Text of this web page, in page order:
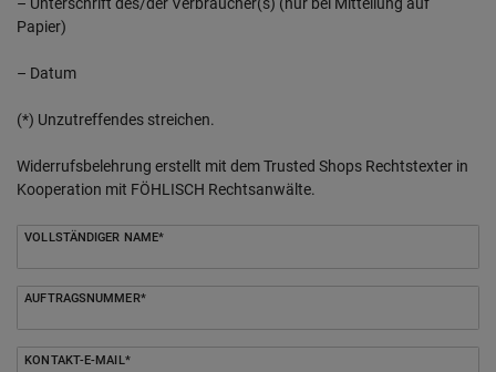
Papier)
– Datum
(*) Unzutreffendes streichen.
Widerrufsbelehrung erstellt mit dem Trusted Shops Rechtstexter in
Kooperation mit FÖHLISCH Rechtsanwälte.
VOLLSTÄNDIGER NAME*
AUFTRAGSNUMMER*
KONTAKT-E-MAIL*
Ceres::Template.mailFormHoneypotLabel